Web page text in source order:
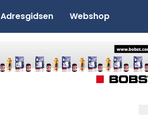
Adresgidsen Webshop